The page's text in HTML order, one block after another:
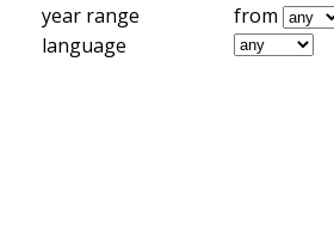
year range
from
language